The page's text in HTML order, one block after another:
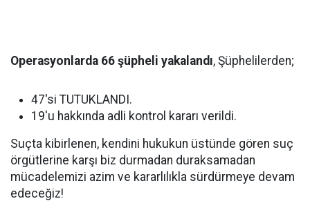
Operasyonlarda 66 şüpheli yakalandı, Şüphelilerden;
47'si TUTUKLANDI.
19'u hakkında adli kontrol kararı verildi.
Suçta kibirlenen, kendini hukukun üstünde gören suç
örgütlerine karşı biz durmadan duraksamadan
mücadelemizi azim ve kararlılıkla sürdürmeye devam
edeceğiz!